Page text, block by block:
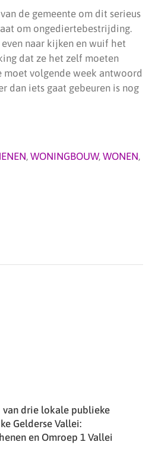
de gemeente om dit serieus
om ongediertebestrijding.
naar kijken en wuif het
dat ze het zelf moeten
moet volgende week antwoord
dan iets gaat gebeuren is nog
, WONINGBOUW, WONEN,
van drie lokale publieke
Gelderse Vallei:
en Omroep 1 Vallei